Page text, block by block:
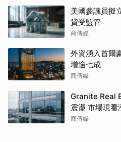
美國參議員擬
貸受監管
商傳媒
外資湧入首爾
增逾七成
商傳媒
Granite Real
震盪 市場現看
商傳媒